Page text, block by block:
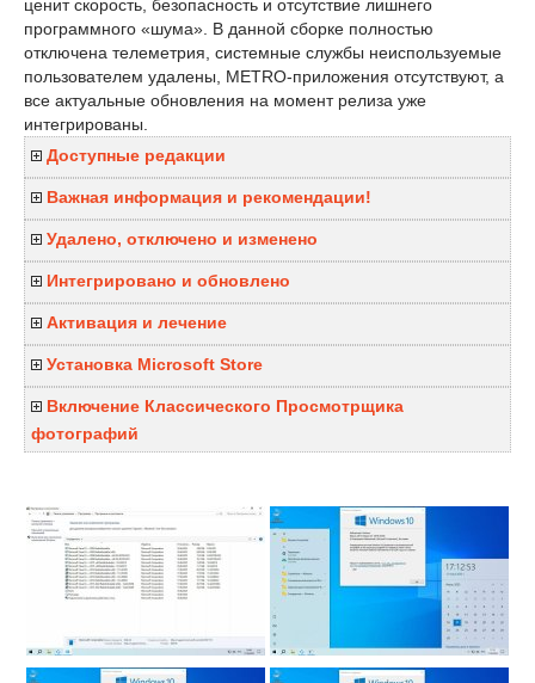
ценит скорость, безопасность и отсутствие лишнего
программного «шума». В данной сборке полностью
отключена телеметрия, системные службы неиспользуемые
пользователем удалены, METRO-приложения отсутствуют, а
все актуальные обновления на момент релиза уже
интегрированы.
Доступные редакции
Важная информация и рекомендации!
Удалено, отключено и изменено
Интегрировано и обновлено
Активация и лечение
Установка Microsoft Store
Включение Классического Просмотрщика
фотографий